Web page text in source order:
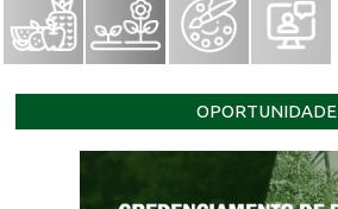
OPORTUNIDADE